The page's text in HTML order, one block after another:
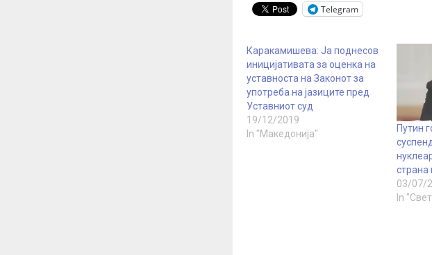
Telegram
Каракамишева: Ја поднесов
иницијативата за оценка на
уставноста на Законот за
употреба на јазиците пред
Уставниот суд
19/12/2019
In "Македонија"
Путин
страна
03/07/
In